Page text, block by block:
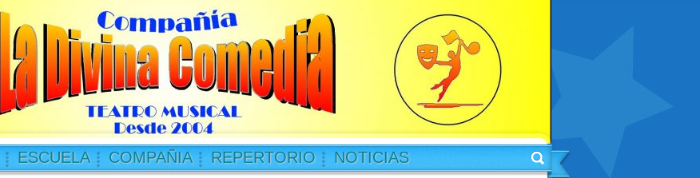
ESCUELA COMPAÑIA REPERTORIO NOTICIAS